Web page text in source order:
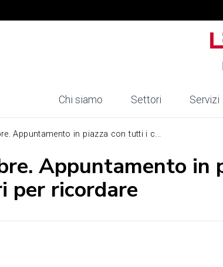
Chi siamo Settori Servizi
Appuntamento in piazza con tutti i c...
Appuntamento in
per ricordare